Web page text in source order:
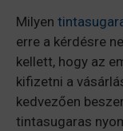
Milyen
erre a kérdésre
kellett, hogy az
kifizetni a
kedvezően
tintasugaras